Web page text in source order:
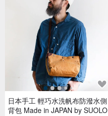
日本手工 輕巧水洗帆布防潑水側
背包 Made in JAPAN by SUOLO